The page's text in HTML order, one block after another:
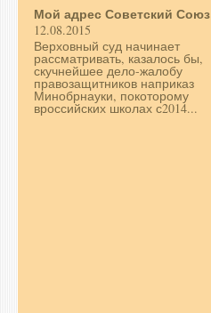
Мой адрес Советский Союз
12.08.2015
Верховный суд начинает
рассматривать, казалось бы,
скучнейшее дело-жалобу
правозащитников наприказ
Минобрнауки, покоторому
вроссийских школах с2014...